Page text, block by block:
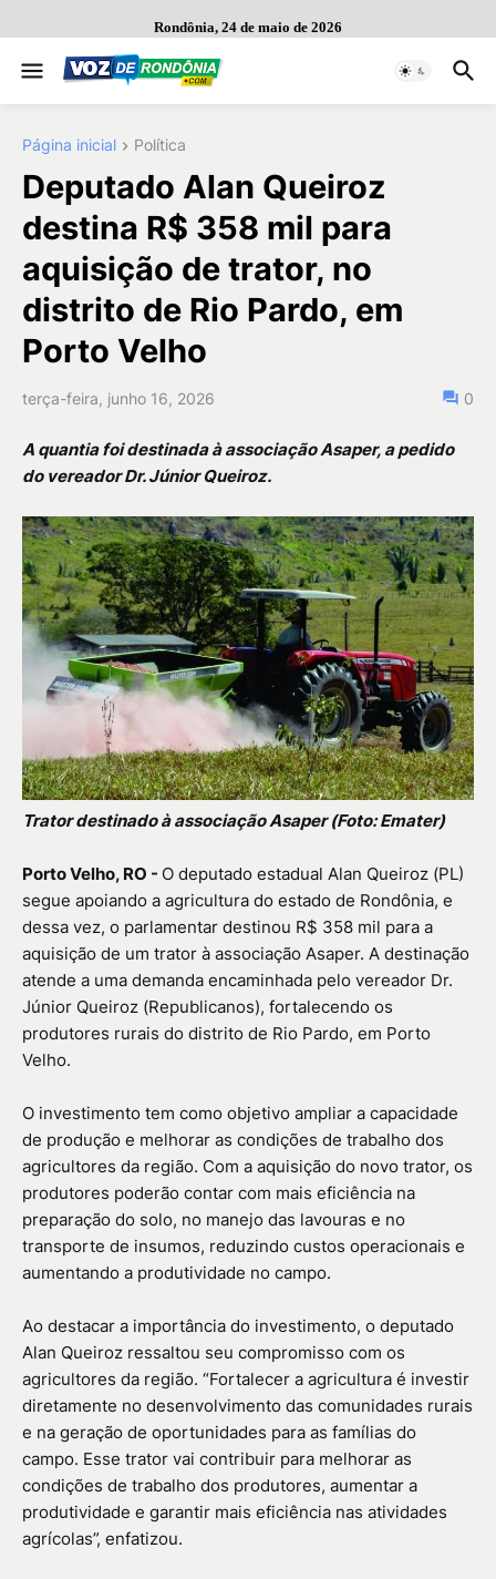
Rondônia, 24 de maio de 2026
Página inicial Política
Deputado Alan Queiroz
destina R$ 358 mil para
aquisição de trator, no
distrito de Rio Pardo, em
Porto Velho
terça-feira, junho 16, 2026 0
A quantia foi destinada à associação Asaper, a pedido
do vereador Dr. Júnior Queiroz.
Trator destinado à associação Asaper (Foto: Emater)
Porto Velho, RO - O deputado estadual Alan Queiroz (PL)
segue apoiando a agricultura do estado de Rondônia, e
dessa vez, o parlamentar destinou R$ 358 mil para a
aquisição de um trator à associação Asaper. A destinação
atende a uma demanda encaminhada pelo vereador Dr.
Júnior Queiroz (Republicanos), fortalecendo os
produtores rurais do distrito de Rio Pardo, em Porto
Velho.
O investimento tem como objetivo ampliar a capacidade
de produção e melhorar as condições de trabalho dos
agricultores da região. Com a aquisição do novo trator, os
produtores poderão contar com mais eficiência na
preparação do solo, no manejo das lavouras e no
transporte de insumos, reduzindo custos operacionais e
aumentando a produtividade no campo.
Ao destacar a importância do investimento, o deputado
Alan Queiroz ressaltou seu compromisso com os
agricultores da região. “Fortalecer a agricultura é investir
diretamente no desenvolvimento das comunidades rurais
e na geração de oportunidades para as famílias do
campo. Esse trator vai contribuir para melhorar as
condições de trabalho dos produtores, aumentar a
produtividade e garantir mais eficiência nas atividades
agrícolas”, enfatizou.